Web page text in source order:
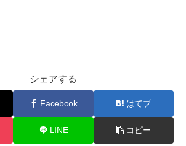
シェアする
Facebook はてブ
LINE コピー